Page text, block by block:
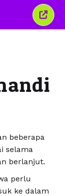
beberapa
selama
berlanjut.
perlu
ke dalam